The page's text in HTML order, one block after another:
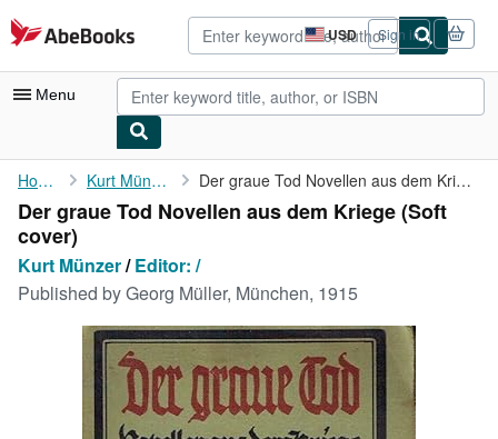
Skip to main content
AbeBooks.com USD
Site
shopping
preferences
Sign in
Menu
My Account
My Purchases
Advanced Search
Browse Collections
Rare Books
Art & Collectibles
Home Kurt Münzer Der graue Tod Novellen aus dem Kriege
Der graue Tod Novellen aus dem Kriege (Soft
cover)
Kurt Münzer/Editor: /
Published byGeorg Müller, München, 1915